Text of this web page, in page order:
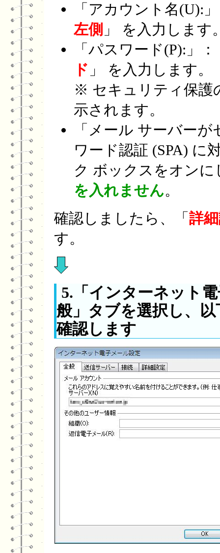
「アカウント名(U):
左側 」 を入力しま
「パスワード(P):」：
ド 」 を入力します。
※ セキュリティ保護
示されます。
「メール サーバー
ワード認証 (SPA) に
ク ボックスをオン
を入れません。
確認しましたら、「 詳
す。
5.「インターネット
般」タブを選択し、
確認します